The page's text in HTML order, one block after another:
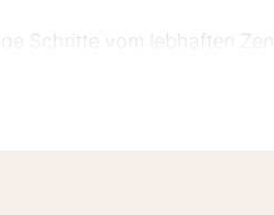
Schritte vom lebhaften